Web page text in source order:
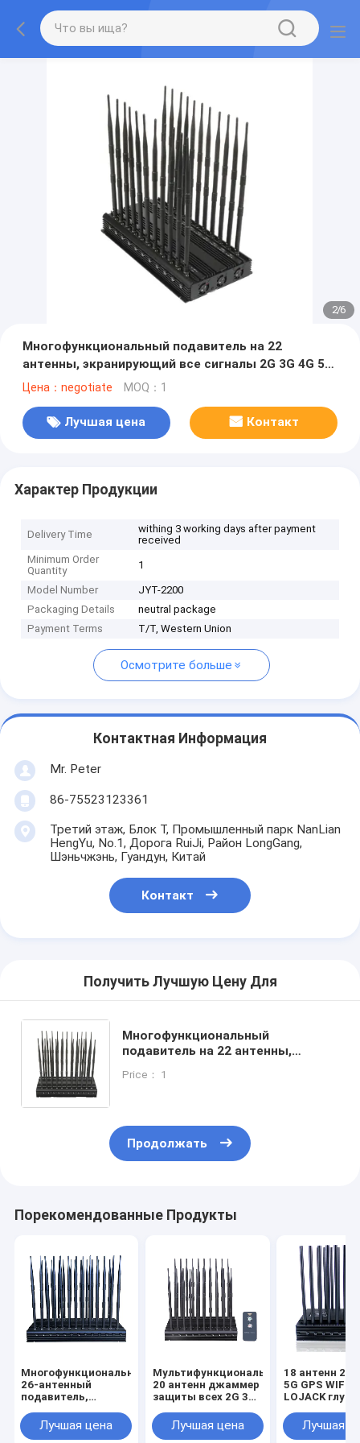
2/6
Многофункциональный подавитель на 22
антенны, экранирующий все сигналы 2G 3G 4G 5G
WIFI GPS RF LOJACK VHF UHF LORA с
Цена：negotiate MOQ：1
Лучшая цена Контакт
Характер Продукции
Delivery Time
withing 3 working days after payment
received
Minimum Order
Quantity
1
Model Number
JYT-2200
Packaging Details
neutral package
Payment Terms
T/T, Western Union
Осмотрите больше
Контактная Информация
Mr. Peter
86-75523123361
Третий этаж, Блок T, Промышленный парк NanLian
HengYu, No.1, Дорога RuiJi, Район LongGang,
Шэньчжэнь, Гуандун, Китай
Контакт
Получить Лучшую Цену Для
Многофункциональный
подавитель на 22 антенны,
4G 5G WIFI GPS RF LOJACK VHF UHF
Price： 1
Продолжать
Порекомендованные Продукты
Многофункциональный
26-антенный
подавитель,
сигналы 2G 3G 4G
5G WIFI GPS RF
Лучшая цена
Мультифункциональный
20 антенн джаммер
защиты всех 2G 3G
LOJACK VHF UHF
сигналы с
Лучшая цена
18 антенн 2G
5G GPS WIFI
LOJACK
выходной
мощностью
Лучшая